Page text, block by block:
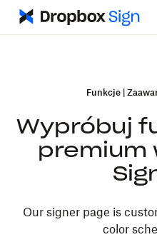
Funkcje
Wypróbuj
premium
Our signer page is
color